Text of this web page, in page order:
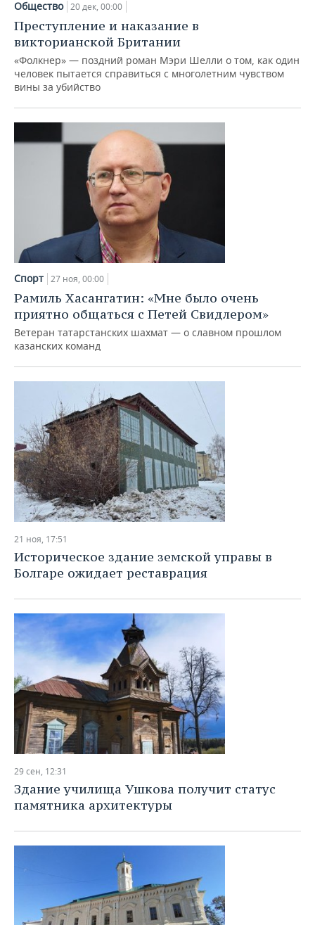
Общество 20 дек, 00:00
Преступление и наказание в
викторианской Британии
«Фолкнер» — поздний роман Мэри Шелли о том, как один
человек пытается справиться с многолетним чувством
вины за убийство
Спорт 27 ноя, 00:00
Рамиль Хасангатин: «Мне было очень
приятно общаться с Петей Свидлером»
Ветеран татарстанских шахмат — о славном прошлом
казанских команд
21 ноя, 17:51
Историческое здание земской управы в
Болгаре ожидает реставрация
29 сен, 12:31
Здание училища Ушкова получит статус
памятника архитектуры